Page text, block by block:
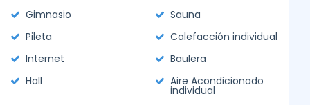
Gimnasio
Sauna
Pileta
Calefacción individual
Internet
Baulera
Hall
Aire Acondicionado
individual